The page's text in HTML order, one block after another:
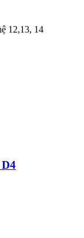
12,13, 14